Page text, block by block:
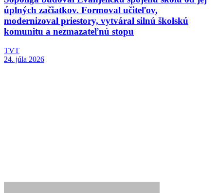
úplných začiatkov. Formoval učiteľov,
modernizoval priestory, vytváral silnú školskú
komunitu a nezmazateľnú stopu
TVT
24. júla 2026